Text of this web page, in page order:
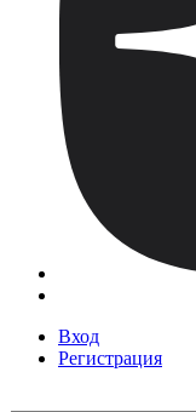
Вход
Регистрация